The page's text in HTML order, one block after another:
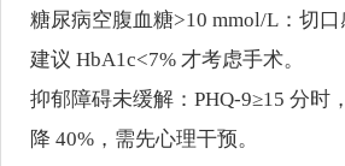
糖尿病空腹血糖>10 mmol/L：切口
建议 HbA1c<7% 才考虑手术。
抑郁障碍未缓解：PHQ-9≥15 分时
降 40%，需先心理干预。